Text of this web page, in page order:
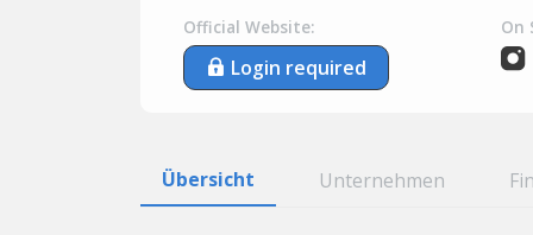
Official Website:
Login required
On
Übersicht Unternehmen